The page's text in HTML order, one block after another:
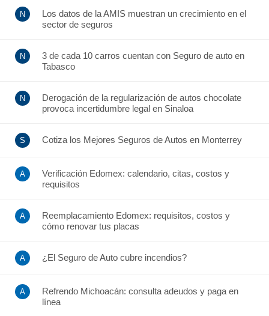
Los datos de la AMIS muestran un crecimiento en el
sector de seguros
3 de cada 10 carros cuentan con Seguro de auto en
Tabasco
Derogación de la regularización de autos chocolate
provoca incertidumbre legal en Sinaloa
Cotiza los Mejores Seguros de Autos en Monterrey
Verificación Edomex: calendario, citas, costos y
requisitos
Reemplacamiento Edomex: requisitos, costos y
cómo renovar tus placas
¿El Seguro de Auto cubre incendios?
Refrendo Michoacán: consulta adeudos y paga en
línea